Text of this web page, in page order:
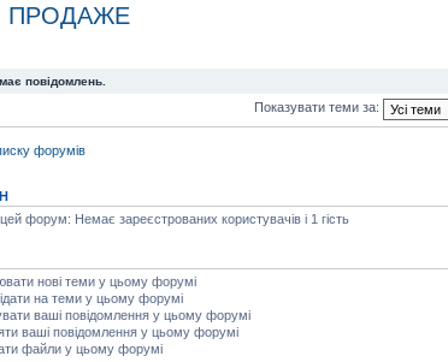
ПРОДАЖЕ
повідомлень.
Показувати теми за:
форумів
форум: Немає зареєстрованих користувачів і 1 гість
нові теми у цьому форумі
на теми у цьому форумі
ваші повідомлення у цьому форумі
ваші повідомлення у цьому форумі
файли у цьому форумі